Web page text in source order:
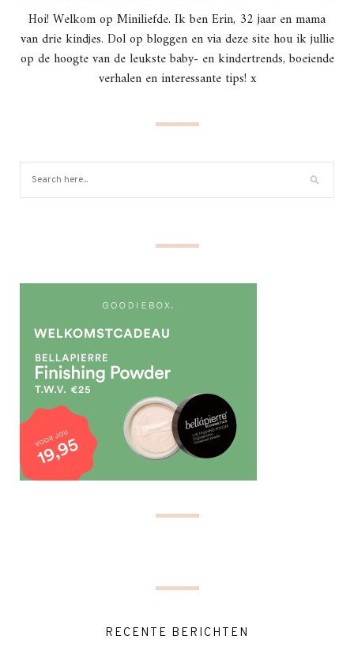
Hoi! Welkom op Miniliefde. Ik ben Erin, 32 jaar en mama
van drie kindjes. Dol op bloggen en via deze site hou ik jullie
op de hoogte van de leukste baby- en kindertrends, boeiende
verhalen en interessante tips! x
RECENTE BERICHTEN